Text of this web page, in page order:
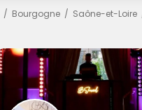
Bourgogne Saône-et-Loire